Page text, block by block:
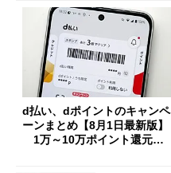
d払い、dポイントのキャンペ
ーンまとめ【8月1日最新版】
1万～10万ポイント還元の